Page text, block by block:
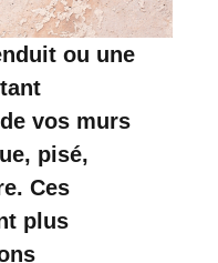
ou une
vos murs
pisé,
Ces
plus